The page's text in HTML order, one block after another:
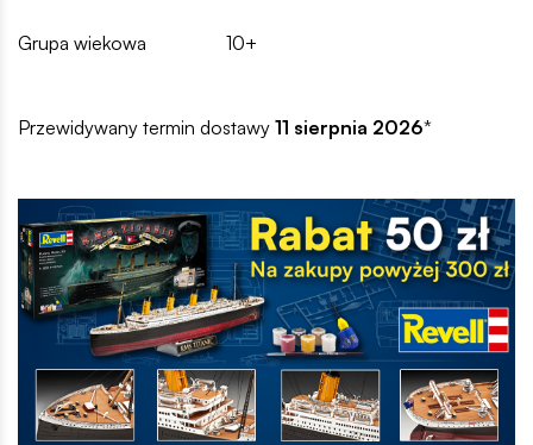
Grupa wiekowa 10+
Przewidywany termin dostawy 11 sierpnia 2026*